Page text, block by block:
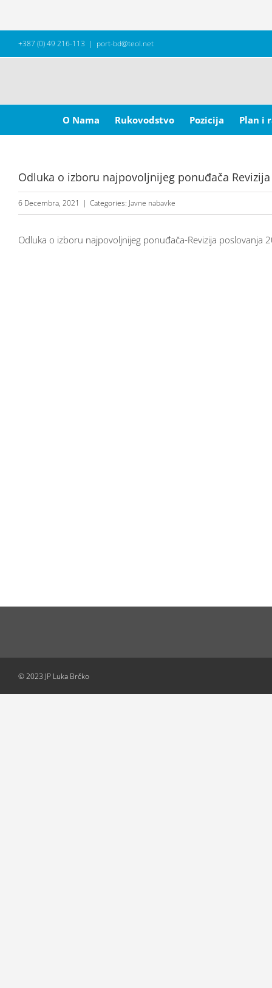
+387 (0) 49 216-113 | port-bd@teol.net
for:
O Nama
Rukovodstvo Pozicija Plan i
Odluka o izboru najpovoljnijeg ponuđača
6 Decembra, 2021 | Categories: Javne nabavke
Odluka o izboru najpovoljnijeg ponuđača-Revizija poslovanja
© 2023 JP Luka Brčko